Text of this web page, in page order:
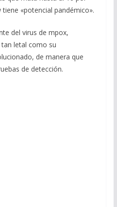
«potencial pandémico».
del virus de mpox,
letal como su
de manera que
de detección.